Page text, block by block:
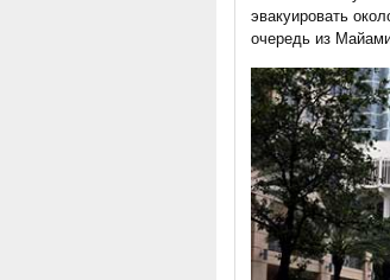
эвакуировать
очередь из